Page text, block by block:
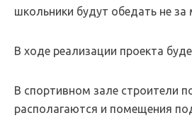
школьники будут обедать не
В ходе реализации проекта
В спортивном зале строители
располагаются и помещения